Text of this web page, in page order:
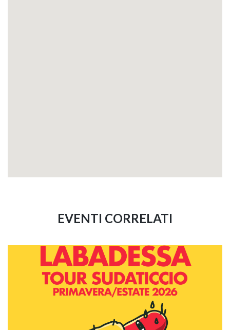
EVENTI CORRELATI